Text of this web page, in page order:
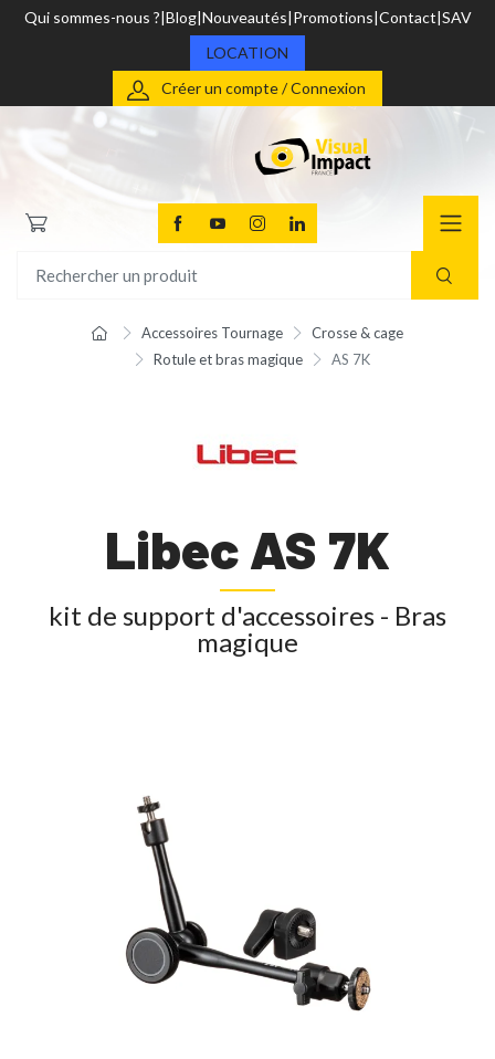
Qui sommes-nous ? Blog Nouveautés Promotions Contact SAV
LOCATION
Créer un compte / Connexion
Accessoires Tournage
Crosse & cage
Rotule et bras magique
AS 7K
Libec AS 7K
kit de support d'accessoires - Bras
magique